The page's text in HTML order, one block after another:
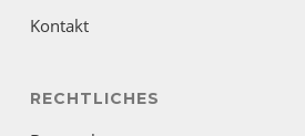
Kontakt
RECHTLICHES